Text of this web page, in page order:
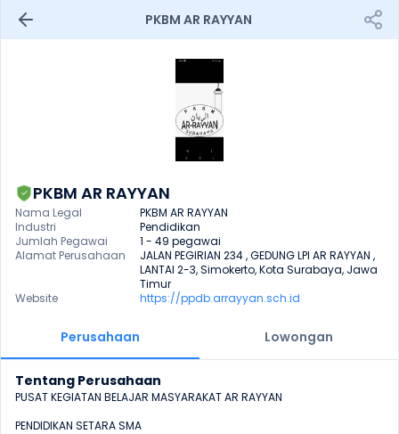
PKBM AR RAYYAN
Nama Legal
PKBM AR RAYYAN
Industri
Pendidikan
Jumlah Pegawai
1 - 49 pegawai
Alamat Perusahaan
JALAN PEGIRIAN 234 , GEDUNG LPI AR RAYYAN ,
LANTAI 2-3, Simokerto, Kota Surabaya, Jawa
Timur
Website
https://ppdb.arrayyan.sch.id
Perusahaan Lowongan
Tentang Perusahaan
PUSAT KEGIATAN BELAJAR MASYARAKAT AR RAYYAN
PENDIDIKAN SETARA SMA